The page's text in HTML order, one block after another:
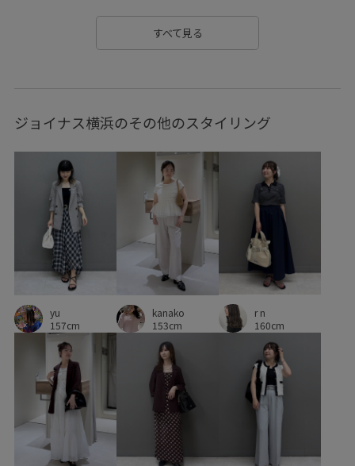
Ssize_akisuda
VIS_smallsize WEB限定 Web限定カラー
Wshoes_pickup きちんと感 きれいめ こなれ感
さらりとした アクセサリー イージーケア
ウエストタック エコバッグ オシャレに見える
オフィス カジュアル ゴム仕様 シャツ シャツ地
シンプル スカート スカーフ
スタイルアップ スッキリ ストレスフリー
スラックス タック タックデザイン ツイード素材
デニムに合わせる トレンド ハリ感
ハンカチ フォーマル フォーマルシーン
フレアなシルエット フレアシルエット
すべて見る
ジョイナス横浜のその他のスタイリング
yu
157cm
kanako
153cm
r n
160cm